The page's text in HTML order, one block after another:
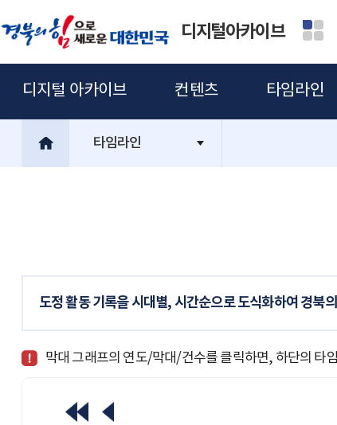
디지털아카이브
디지털 아카이브 컨텐츠 타임라인
타임라인
도정 활동 기록을 시대별, 시간순으로 도식화하여 경북
막대 그래프의 연도/막대/건수를 클릭하면, 하단의 타